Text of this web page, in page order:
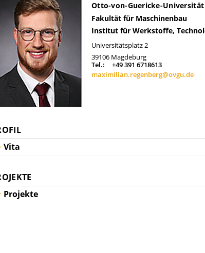
Otto-von-Guericke-
Fakultät für Maschinenbau
Institut für Werkstoffe,
Universitätsplatz 2
39106 Magdeburg
Tel.:
+49 391 6718613
maximilian.regenberg@ovgu.de
Vita
Projekte